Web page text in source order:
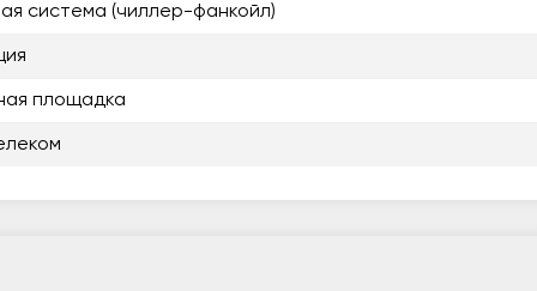
система (чиллер-фанкойл)
площадка